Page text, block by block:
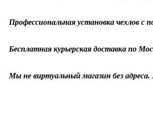
Профессиональная установка чехлов с
Бесплатная курьерская доставка по
Мы не виртуальный магазин без